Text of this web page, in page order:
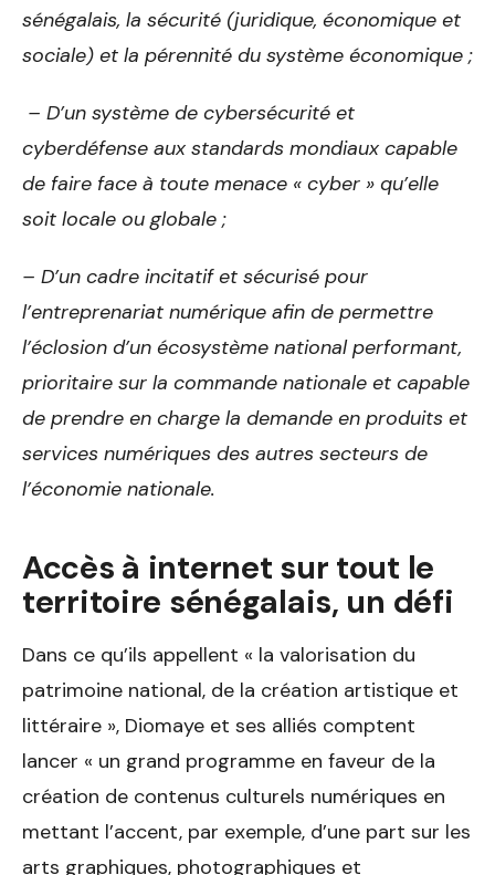
sénégalais, la sécurité (juridique, économique et
sociale) et la pérennité du système économique ;
– D’un système de cybersécurité et
cyberdéfense aux standards mondiaux capable
de faire face à toute menace « cyber » qu’elle
soit locale ou globale ;
– D’un cadre incitatif et sécurisé pour
l’entreprenariat numérique afin de permettre
l’éclosion d’un écosystème national performant,
prioritaire sur la commande nationale et capable
de prendre en charge la demande en produits et
services numériques des autres secteurs de
l’économie nationale.
Accès à internet sur tout le
territoire sénégalais, un défi
Dans ce qu’ils appellent « la valorisation du
patrimoine national, de la création artistique et
littéraire », Diomaye et ses alliés comptent
lancer « un grand programme en faveur de la
création de contenus culturels numériques en
mettant l’accent, par exemple, d’une part sur les
arts graphiques, photographiques et